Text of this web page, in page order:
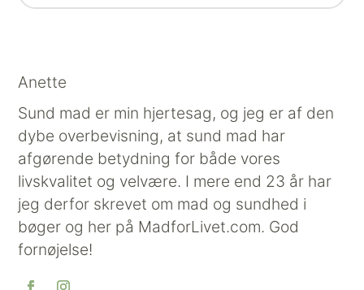
Anette
Sund mad er min hjertesag, og jeg er af den
dybe overbevisning, at sund mad har
afgørende betydning for både vores
livskvalitet og velvære. I mere end 23 år har
jeg derfor skrevet om mad og sundhed i
bøger og her på MadforLivet.com. God
fornøjelse!